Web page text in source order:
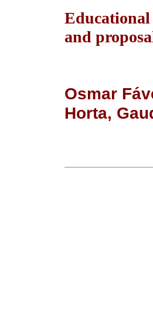
and
Osmar
Horta,